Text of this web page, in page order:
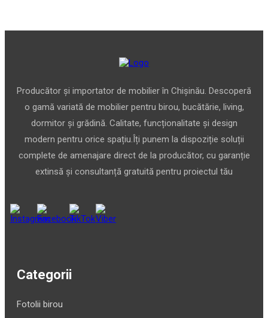
Producător și importator de mobilier în Chișinău. Descoperă
o gamă variată de mobilier pentru birou, bucătărie, living,
dormitor și grădină. Calitate, funcționalitate și design
modern pentru orice spațiu.Îți punem la dispoziție soluții
complete de amenajare direct de la producător, cu garanție
extinsă și consultanță gratuită pentru proiectul tău
Categorii
Fotolii birou